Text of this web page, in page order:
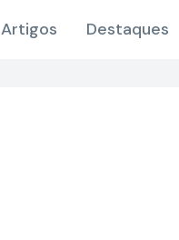
Artigos Destaques